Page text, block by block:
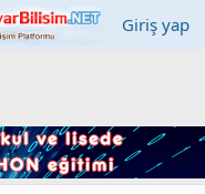
Giriş yap